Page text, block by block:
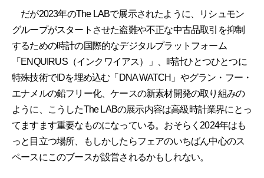
だが2023年のThe LABで展示されたように、リシュモン
グループがスタートさせた盗難や不正な中古品取引を抑制
するための時計の国際的なデジタルプラットフォーム
「ENQUIRUS（インクワイアス）」、時計ひとつひとつに
特殊技術でIDを埋め込む「DNA WATCH」やグラン・フー・
エナメルの鉛フリー化、ケースの新素材開発の取り組みの
ように、こうしたThe LABの展示内容は高級時計業界にとっ
てますます重要なものになっている。おそらく2024年はも
っと目立つ場所、もしかしたらフェアのいちばん中心のス
ペースにこのブースが設営されるかもしれない。